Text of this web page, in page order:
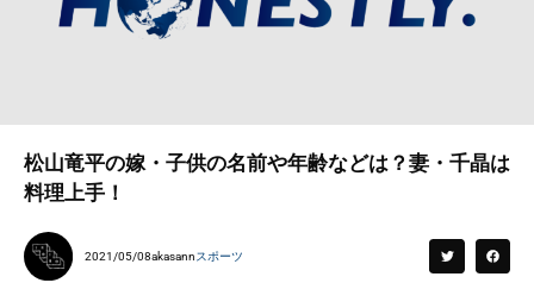
松山竜平の嫁・子供の名前や年齢などは？妻・千晶は
料理上手！
2021/05/08akasannスポーツ